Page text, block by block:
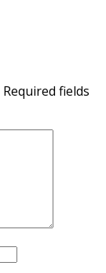
Required fields